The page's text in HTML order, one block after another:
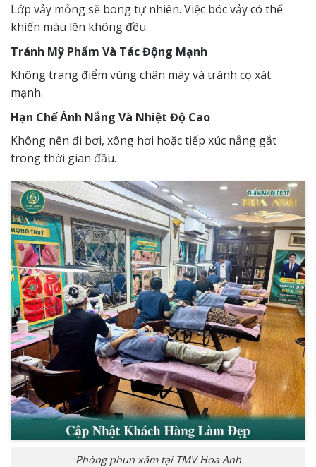
Lớp vảy mỏng sẽ bong tự nhiên. Việc bóc vảy có thể
khiến màu lên không đều.
Tránh Mỹ Phẩm Và Tác Động Mạnh
Không trang điểm vùng chân mày và tránh cọ xát
mạnh.
Hạn Chế Ánh Nắng Và Nhiệt Độ Cao
Không nên đi bơi, xông hơi hoặc tiếp xúc nắng gắt
trong thời gian đầu.
Phòng phun xăm tại TMV Hoa Anh